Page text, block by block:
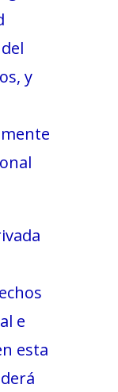
y
e
esta